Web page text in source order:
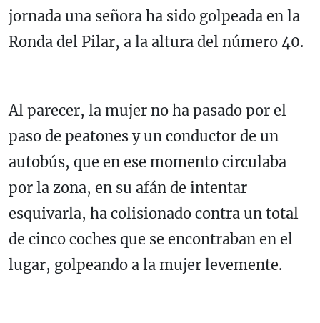
jornada una señora ha sido golpeada en la
Ronda del Pilar, a la altura del número 40.
Al parecer, la mujer no ha pasado por el
paso de peatones y un conductor de un
autobús, que en ese momento circulaba
por la zona, en su afán de intentar
esquivarla, ha colisionado contra un total
de cinco coches que se encontraban en el
lugar, golpeando a la mujer levemente.